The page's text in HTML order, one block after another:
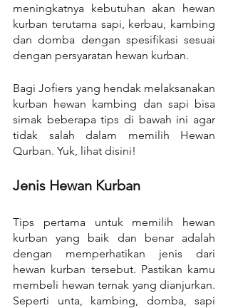
meningkatnya kebutuhan akan hewan
kurban terutama sapi, kerbau, kambing
dan domba dengan spesifikasi sesuai
dengan persyaratan hewan kurban.
Bagi Jofiers yang hendak melaksanakan
kurban hewan kambing dan sapi bisa
simak beberapa tips di bawah ini agar
tidak salah dalam memilih Hewan
Qurban. Yuk, lihat disini!
Jenis Hewan Kurban
Tips pertama untuk memilih hewan
kurban yang baik dan benar adalah
dengan memperhatikan jenis dari
hewan kurban tersebut. Pastikan kamu
membeli hewan ternak yang dianjurkan.
Seperti unta, kambing, domba, sapi